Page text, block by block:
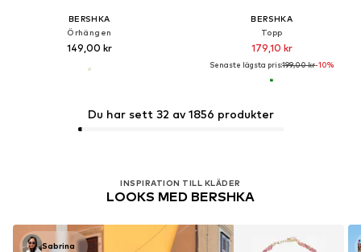
BERSHKA
Örhängen
149,00 kr
BERSHKA
Topp
179,10 kr
Senaste lägsta pris:199,00 kr-10%
Du har sett 32 av 1856 produkter
INSPIRATION TILL KLÄDER
LOOKS MED BERSHKA
Sabrina